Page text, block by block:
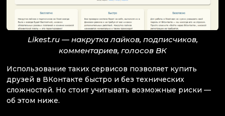
Likest.ru — накрутка лайков, подписчиков,
комментариев, голосов ВК
Использование таких сервисов позволяет купить
друзей в ВКонтакте быстро и без технических
сложностей. Но стоит учитывать возможные риски —
об этом ниже.